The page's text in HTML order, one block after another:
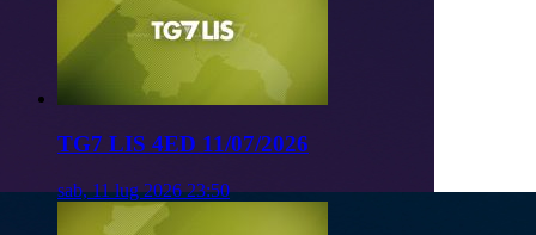
TG7 LIS 4ED 11/07/2026
sab, 11 lug 2026 23:50